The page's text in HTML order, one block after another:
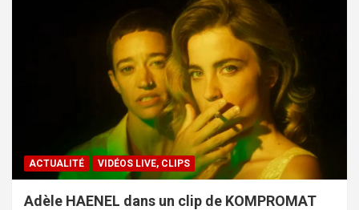
ACTUALITÉ VIDÉOS LIVE, CLIPS
Adèle HAENEL dans un clip de KOMPROMAT